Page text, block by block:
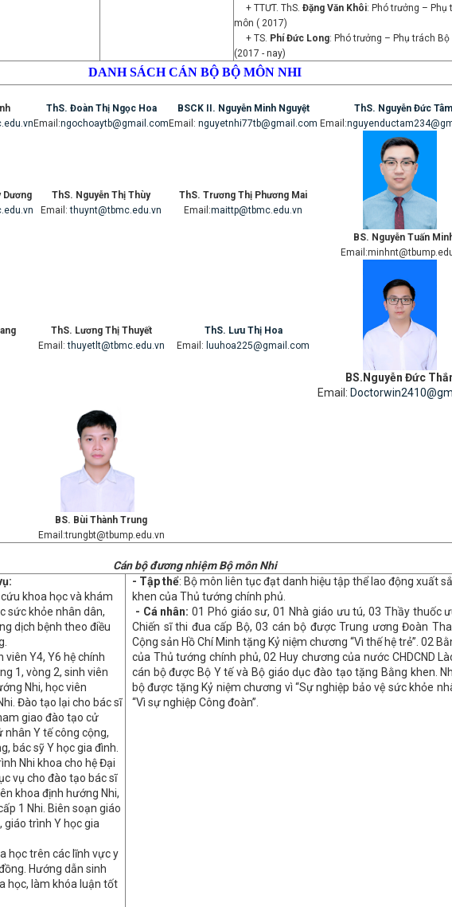
+ TTƯT. ThS. Đặng Văn Khôi: Phó trưởng – Phụ
môn ( 2017)
+ TS. Phí Đức Long: Phó trưởng – Phụ trách Bộ
(2017 - nay)
DANH SÁCH CÁN BỘ BỘ MÔN NHI
ThS. Đoàn Thị Ngọc Hoa
Email:ngochoaytb@gmail.com
BSCK II. Nguyễn Minh Nguyệt
Email: nguyetnhi77tb@gmail.com
ThS. Nguyễn Đức Tâm
Email:
Dương
ThS. Nguyễn Thị Thùy
Email:thuynt@tbmc.edu.vn
ThS. Trương Thị Phương Mai
Email:maittp@tbmc.edu.vn
BS. Nguyễn Tuấn
ThS. Lương Thị Thuyết
Email:thuyetlt@tbmc.edu.vn
ThS. Lưu Thị Hoa
Email: luuhoa225@gmail.com
BS.Nguyễn Đức
Email:
BS. Bùi Thành Trung
Email:trungbt@tbump.edu.vn
Cán bộ đương nhiệm Bộ môn Nhi
khoa học và khám
sức khỏe nhân dân,
dịch bệnh theo điều
viên Y4, Y6 hệ chính
1, vòng 2, sinh viên
Nhi, học viên
Đào tạo lại cho bác sĩ
giao đào tạo cử
nhân Y tế công cộng,
bác sỹ Y học gia đình.
Nhi khoa cho hệ Đại
vụ cho đào tạo bác sĩ
khoa định hướng Nhi,
1 Nhi. Biên soạn giáo
giáo trình Y học gia
trên các lĩnh vực y
Hướng dẫn sinh
học, làm khóa luận tốt
- Tập thể: Bộ môn liên tục đạt danh hiệu tập thể lao động xuất
khen của Thủ tướng chính phủ.
- Cá nhân: 01 Phó giáo sư, 01 Nhà giáo ưu tú, 03 Thầy thuốc
Chiến sĩ thi đua cấp Bộ, 03 cán bộ được Trung ương Đoàn
Cộng sản Hồ Chí Minh tặng Kỷ niệm chương “Vì thế hệ trẻ”. 02
của Thủ tướng chính phủ, 02 Huy chương của nước CHDCND
cán bộ được Bộ Y tế và Bộ giáo dục đào tạo tặng Bằng khen.
bộ được tặng Kỷ niệm chương vì “Sự nghiệp bảo vệ sức khỏe
“Vì sự nghiệp Công đoàn”.